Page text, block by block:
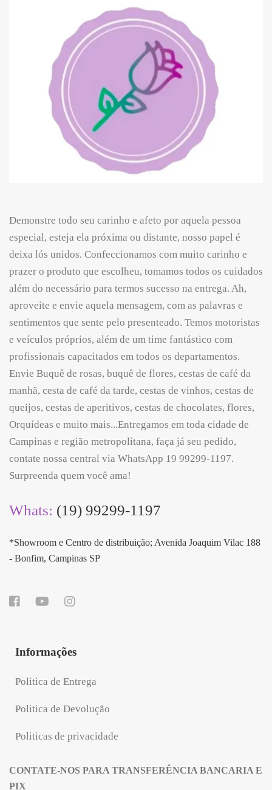
Demonstre todo seu carinho e afeto por aquela pessoa
especial, esteja ela próxima ou distante, nosso papel é
deixa lós unidos. Confeccionamos com muito carinho e
prazer o produto que escolheu, tomamos todos os cuidados
além do necessário para termos sucesso na entrega. Ah,
aproveite e envie aquela mensagem, com as palavras e
sentimentos que sente pelo presenteado. Temos motoristas
e veículos próprios, além de um time fantástico com
profissionais capacitados em todos os departamentos.
Envie Buquê de rosas, buquê de flores, cestas de café da
manhã, cesta de café da tarde, cestas de vinhos, cestas de
queijos, cestas de aperitivos, cestas de chocolates, flores,
Orquídeas e muito mais...Entregamos em toda cidade de
Campinas e região metropolitana, faça já seu pedido,
contate nossa central via WhatsApp 19 99299-1197.
Surpreenda quem você ama!
Whats: (19) 99299-1197
*Showroom e Centro de distribuição; Avenida Joaquim Vilac 188
- Bonfim, Campinas SP
Informações
Politica de Entrega
Politica de Devolução
Politicas de privacidade
CONTATE-NOS PARA TRANSFERÊNCIA BANCARIA E
PIX